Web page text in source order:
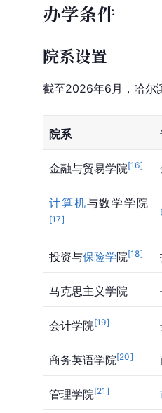
办学条件
院系设置
截至2026年6月，哈尔
院系
金融与贸易学院[16]
计算机与数学学院
[17]
投资与保险学院[18]
马克思主义学院
会计学院[19]
商务英语学院[20]
管理学院[21 ]